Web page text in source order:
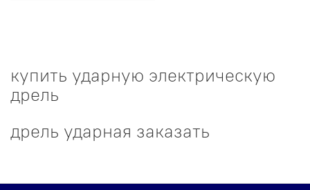
купить ударную электрическую
дрель
дрель ударная заказать